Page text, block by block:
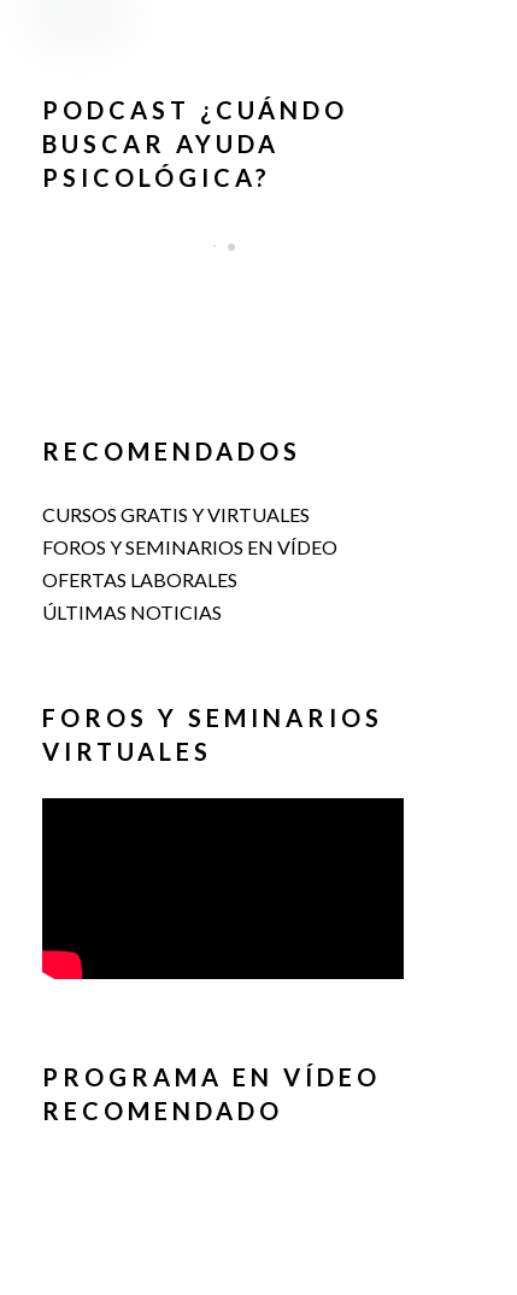
PODCAST ¿CUÁNDO
BUSCAR AYUDA
PSICOLÓGICA?
RECOMENDADOS
CURSOS GRATIS Y VIRTUALES
FOROS Y SEMINARIOS EN VÍDEO
OFERTAS LABORALES
ÚLTIMAS NOTICIAS
FOROS Y SEMINARIOS
VIRTUALES
PROGRAMA EN VÍDEO
RECOMENDADO